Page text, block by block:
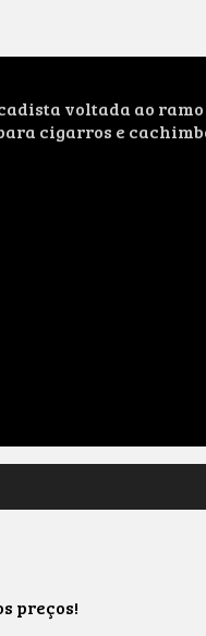
voltada ao
cigarros e
preços!